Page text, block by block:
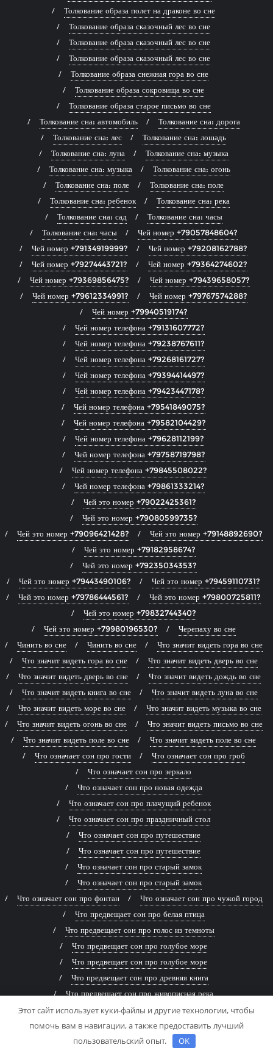
Толкование образа полет на драконе во сне
Толкование образа сказочный лес во сне
Толкование образа сказочный лес во сне
Толкование образа сказочный лес во сне
Толкование образа снежная гора во сне
Толкование образа сокровища во сне
Толкование образа старое письмо во сне
Толкование сна: автомобиль
Толкование сна: дорога
Толкование сна: лес
Толкование сна: лошадь
Толкование сна: луна
Толкование сна: музыка
Толкование сна: музыка
Толкование сна: огонь
Толкование сна: поле
Толкование сна: поле
Толкование сна: ребенок
Толкование сна: река
Толкование сна: сад
Толкование сна: часы
Толкование сна: часы
Чей номер +79057848604?
Чей номер +79134919999?
Чей номер +79208162788?
Чей номер +79274443721?
Чей номер +79364274602?
Чей номер +79369856475?
Чей номер +79439658057?
Чей номер +79612334991?
Чей номер +79767574288?
Чей номер +79940519174?
Чей номер телефона +79131607772?
Чей номер телефона +79238767611?
Чей номер телефона +79268161727?
Чей номер телефона +79394414497?
Чей номер телефона +79423447178?
Чей номер телефона +79541849075?
Чей номер телефона +79582104429?
Чей номер телефона +79628112199?
Чей номер телефона +79758719798?
Чей номер телефона +79845508022?
Чей номер телефона +79861333214?
Чей это номер +79022425361?
Чей это номер +79080599735?
Чей это номер +79096421428?
Чей это номер +79148892690?
Чей это номер +79182958674?
Чей это номер +79235034353?
Чей это номер +79443490106?
Чей это номер +79459110731?
Чей это номер +79786444561?
Чей это номер +79800725811?
Чей это номер +79832744340?
Чей это номер +79980196530?
Черепаху во сне
Чинить во сне
Чинить во сне
Что значит видеть гора во сне
Что значит видеть гора во сне
Что значит видеть дверь во сне
Что значит видеть дверь во сне
Что значит видеть дождь во сне
Что значит видеть книга во сне
Что значит видеть луна во сне
Что значит видеть море во сне
Что значит видеть музыка во сне
Что значит видеть огонь во сне
Что значит видеть письмо во сне
Что значит видеть поле во сне
Что значит видеть поле во сне
Что означает сон про гости
Что означает сон про гроб
Что означает сон про зеркало
Что означает сон про новая одежда
Что означает сон про плачущий ребенок
Что означает сон про праздничный стол
Что означает сон про путешествие
Что означает сон про путешествие
Что означает сон про старый замок
Что означает сон про старый замок
Что означает сон про фонтан
Что означает сон про чужой город
Что предвещает сон про белая птица
Что предвещает сон про голос из темноты
Что предвещает сон про голубое море
Что предвещает сон про голубое море
Что предвещает сон про древняя книга
Что предвещает сон про живописная река
Что предвещает сон про заброшенный дом
Что предвещает сон про заброшенный дом
Что предвещает сон про змей
Этот сайт использует куки-файлы и другие технологии, чтобы
помочь вам в навигации, а также предоставить лучший
пользовательский опыт.
OK